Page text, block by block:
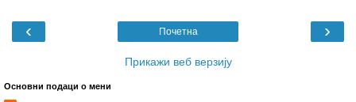
‹ ›
Почетна
Прикажи веб верзију
Основни подаци о мени